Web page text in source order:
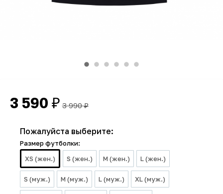
3 590 ₽ 3 990₽
Пожалуйста выберите:
Размер футболки:
XS (жен.)
S (жен.) M (жен.) L (жен.)
S (муж.) M (муж.) L (муж.) XL (муж.)